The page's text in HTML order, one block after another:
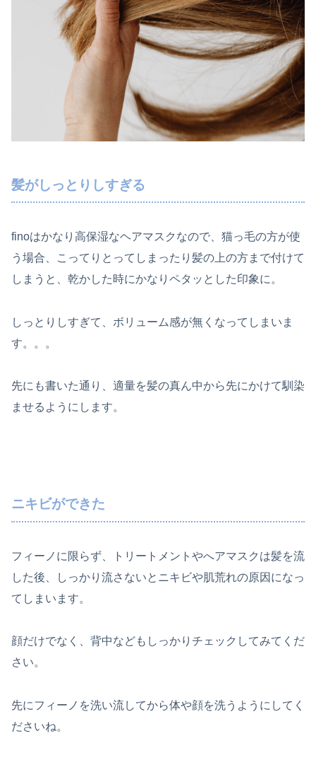
髪がしっとりしすぎる
finoはかなり高保湿なヘアマスクなので、猫っ毛の方が使
う場合、こってりとってしまったり髪の上の方まで付けて
しまうと、乾かした時にかなりペタッとした印象に。
しっとりしすぎて、ボリューム感が無くなってしまいま
す。。。
先にも書いた通り、適量を髪の真ん中から先にかけて馴染
ませるようにします。
ニキビができた
フィーノに限らず、トリートメントやへアマスクは髪を流
した後、しっかり流さないとニキビや肌荒れの原因になっ
てしまいます。
顔だけでなく、背中などもしっかりチェックしてみてくだ
さい。
先にフィーノを洗い流してから体や顔を洗うようにしてく
ださいね。